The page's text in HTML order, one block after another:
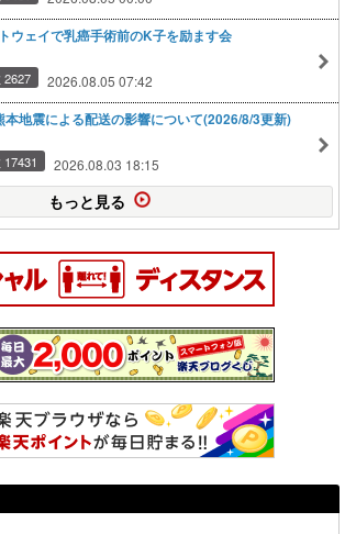
ウェイで乳癌手術前のK子を励ます会
2627 2026.08.05 07:42
本地震による配送の影響について(2026/8/3更新)
2026.08.03 18:15
もっと見る